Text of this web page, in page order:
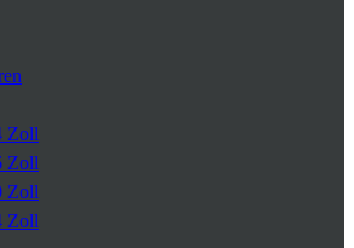
Zoll
Zoll
Zoll
Zoll